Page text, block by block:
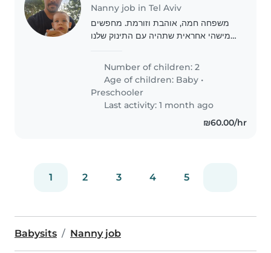
Nanny job in Tel Aviv
משפחה חמה, אוהבת וזורמת. מחפשים
מישהי אחראית שתהיה עם התינוק שלנו
Number of children: 2
Age of children: Baby •
Preschooler
Last activity: 1 month ago
₪60.00/hr
1 2 3 4 5
Babysits Nanny job